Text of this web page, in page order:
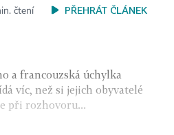
čtení PŘEHRÁT ČLÁNEK
a francouzská úchylka
víc, než si jejich obyvatelé
při rozhovoru...